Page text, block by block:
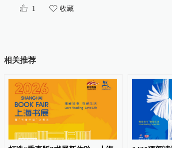
1 收藏
相关推荐